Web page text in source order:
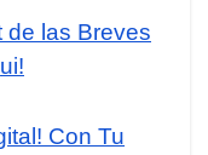
de las Breves
Con Tu